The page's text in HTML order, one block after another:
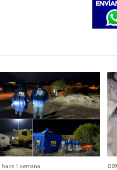
hace 1 semana